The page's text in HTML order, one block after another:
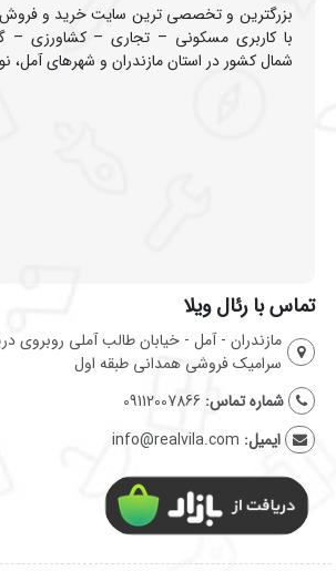
بزرگترین و تخصصی ترین سایت خرید و
با کاربری مسکونی – تجاری – کشاورزی –
شمال کشور در استان مازندران و شهرهای آمل،
تماس با رئال ویلا
سرامیک فروشی همدانی طبقه اول
شماره تماس: 09112007866
ایمیل: info@realvila.com